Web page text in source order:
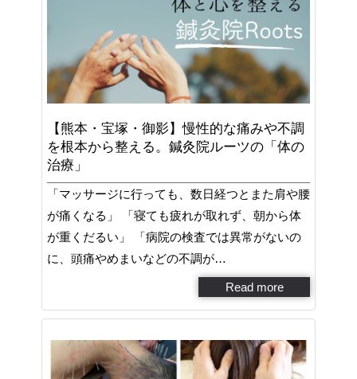
【熊本・宝塚・御影】慢性的な痛みや不調
を根本から整える。鍼灸院ルーツの「体の
治療」
「マッサージに行っても、数日経つとまた肩や腰
が痛くなる」 「寝ても疲れが取れず、朝から体
が重くだるい」 「病院の検査では異常がないの
に、頭痛やめまいなどの不調が…
Read more